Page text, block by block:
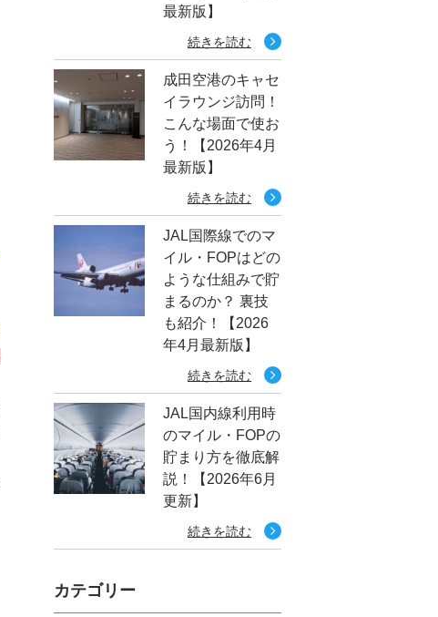
最新版】
続きを読む
成田空港のキャセ
イラウンジ訪問！
こんな場面で使お
う！【2026年4月
最新版】
続きを読む
JAL国際線でのマ
イル・FOPはどの
ような仕組みで貯
まるのか？ 裏技
も紹介！【2026
年4月最新版】
続きを読む
JAL国内線利用時
のマイル・FOPの
貯まり方を徹底解
説！【2026年6月
更新】
続きを読む
カテゴリー